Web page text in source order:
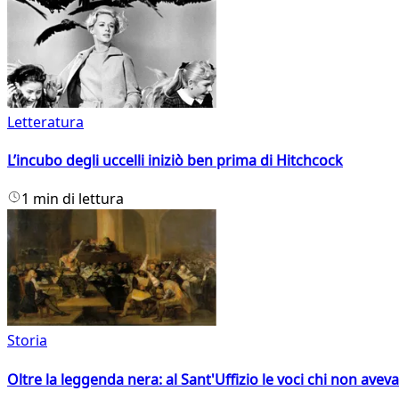
Letteratura
L’incubo degli uccelli iniziò ben prima di Hitchcock
1 min di lettura
Storia
Oltre la leggenda nera: al Sant'Uffizio le voci chi non